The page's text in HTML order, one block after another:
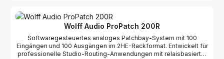
keinerlei Auswirkungen auf Ihre Audiosignale, da der Pfad
praktisch ein „gerader Draht“ ist. ProPatch- Signalketten werden
mithilfe einer App konfiguriert und verwaltet, die Windows, Mac
oder iPad OS unterstützt. Die App ermöglicht die
benutzerfreundliche Erstellung komplexer Geräteketten,
einschließlich Multiplikatoren, Mono bis Stereo, Inserts,
Wolff Audio ProPatch 200R
Softwaregesteuertes analoges Patchbay-System mit 100
Eingängen und 100 Ausgängen im 2HE-Rackformat. Entwickelt für
professionelle Studio-Routing-Anwendungen mit relaisbasierter